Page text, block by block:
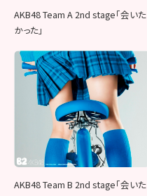
AKB48 Team A 2nd stage「会いた
かった」
AKB48 Team B 2nd stage「会いた